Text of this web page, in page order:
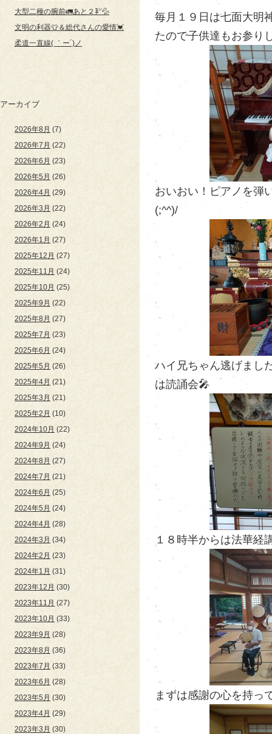
大型二種の腕前🚛あと２㌢💦
文明の利器👕＆総代さんの愛情💓
柔道一直線( ｀ー´)ノ
アーカイブ
2026年8月 (7)
2026年7月 (22)
2026年6月 (23)
2026年5月 (26)
2026年4月 (29)
2026年3月 (22)
2026年2月 (24)
2026年1月 (27)
2025年12月 (27)
2025年11月 (24)
2025年10月 (25)
2025年9月 (22)
2025年8月 (27)
2025年7月 (23)
2025年6月 (24)
2025年5月 (26)
2025年4月 (21)
2025年3月 (21)
2025年2月 (10)
2024年10月 (22)
2024年9月 (24)
2024年8月 (27)
2024年7月 (21)
2024年6月 (25)
2024年5月 (24)
2024年4月 (28)
2024年3月 (34)
2024年2月 (23)
2024年1月 (31)
2023年12月 (30)
2023年11月 (27)
2023年10月 (33)
2023年9月 (28)
2023年8月 (36)
2023年7月 (33)
2023年6月 (28)
2023年5月 (30)
2023年4月 (29)
2023年3月 (30)
毎月１９日は七面大明
たので子供達もお参り
おいおい！ピアノを弾
(;^^)/
ハイ兄ちゃん逃げまし
は読誦会🎤
１８時半からは法華経
まずは感謝の心を持っ